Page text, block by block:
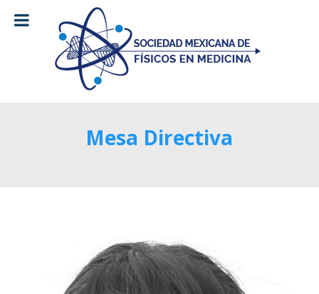
Mesa Directiva